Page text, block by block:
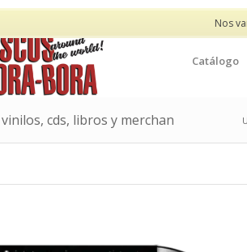
Nos
Catálogo
cds, libros y merchan